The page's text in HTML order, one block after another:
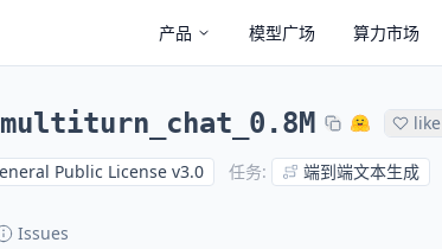
产品 模型广场 算力市场
multiturn_chat_0.8M like
Public License v3.0 任务: 端到端文本生成
Issues